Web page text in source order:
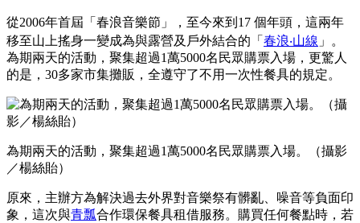
從2006年首屆「春浪音樂節」，至今來到17 個年頭，這兩年
移至山上搖身一變成為與露營及戶外結合的「 春浪‧山線 」。
為期兩天的活動，聚集超過1萬5000名民眾購票入場，更驚人
的是，30多家市集攤販，全遵守了不用一次性餐具的規定。
為期兩天的活動，聚集超過1萬5000名民眾購票入場。（攝影
／楊絲貽）
原來，主辦方為解決過去外界對音樂祭有髒亂、噪音等負面印
象，這次與青瓢合作環保餐具租借服務。購買任何餐點時，若